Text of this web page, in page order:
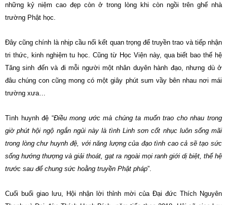
những kỷ niệm cao đẹp còn ở trong lòng khi còn ngồi trên ghế nhà
trường Phật học.
Đây cũng chính là nhịp cầu nối kết quan trọng để truyền trao và tiếp nhận
tri thức, kinh nghiệm tu học. Cũng từ Học Viện này, qua biết bao thế hệ
Tăng sinh đến và đi mỗi người một nhân duyên hành đạo, nhưng dù ở
đâu chúng con cũng mong có một giây phút sum vầy bên nhau nơi mái
trường xưa…
Tình huynh đệ “Điều mong ước mà chúng ta muốn trao cho nhau trong
giờ phút hội ngộ ngắn ngủi này là tình Linh sơn cốt nhục luôn sống mãi
trong lòng chư huynh đệ, với năng lượng của đạo tình cao cả sẽ tạo sức
sống hướng thượng và giải thoát, gạt ra ngoài mọi ranh giới dị biệt, thế hệ
trước sau để chung sức hoằng truyền Phật pháp”.
Cuối buổi giao lưu, Hội nhận lời thỉnh mời của Đại đức Thích Nguyên